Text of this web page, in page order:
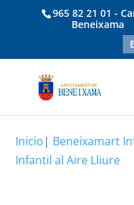
965 82 21 01 -
Beneixama
Inicio| Beneixamart
Infantil al Aire Lliure